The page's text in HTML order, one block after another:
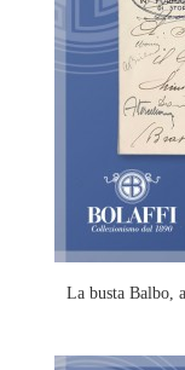
La busta Balbo,